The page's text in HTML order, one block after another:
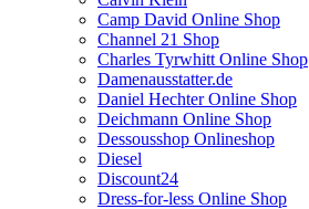
Camp David Online Shop
Channel 21 Shop
Charles Tyrwhitt Online Shop
Damenausstatter.de
Daniel Hechter Online Shop
Deichmann Online Shop
Dessousshop Onlineshop
Diesel
Discount24
Dress-for-less Online Shop